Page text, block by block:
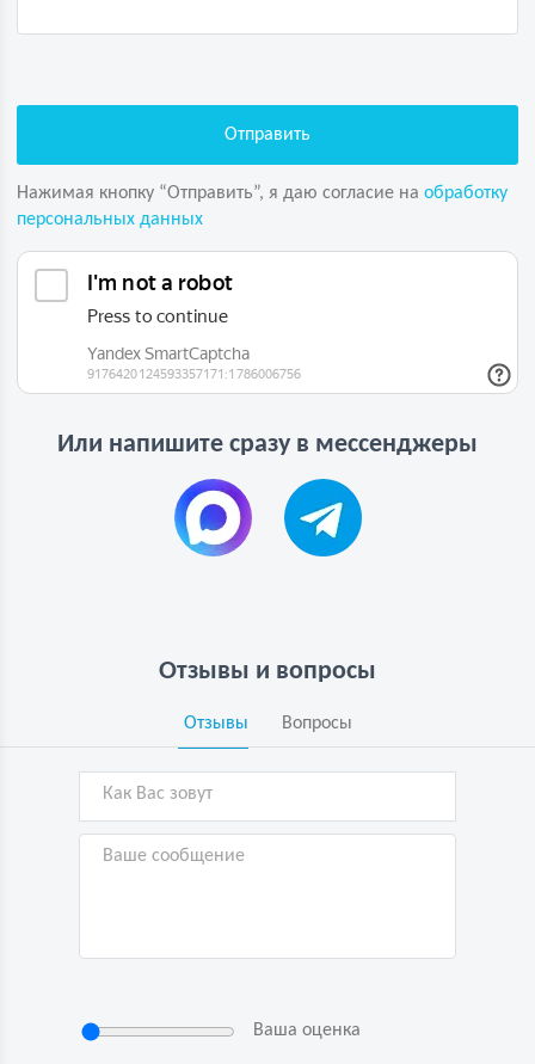
Нажимая кнопку “Отправить”, я даю согласие на обработку
персональных данных
Или напишите сразу в мессенджеры
Отзывы и вопросы
Отзывы Вопросы
Ваша оценка